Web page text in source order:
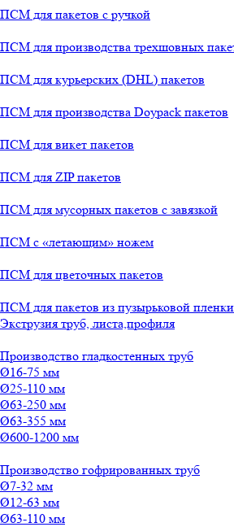
ПСМ для пакетов с ручкой
ПСМ для производства трехшовных
ПСМ для курьерских (DHL) пакетов
ПСМ для производства Doypack пакетов
ПСМ для викет пакетов
ПСМ для ZIP пакетов
ПСМ для мусорных пакетов с завязкой
ПСМ с «летающим» ножем
ПСМ для цветочных пакетов
ПСМ для пакетов из пузырьковой пленки
Экструзия труб, листа,профиля
Производство гладкостенных труб
Ø16-75 мм
Ø25-110 мм
Ø63-250 мм
Ø63-355 мм
Ø600-1200 мм
Производство гофрированных труб
Ø7-32 мм
Ø12-63 мм
Ø63-110 мм